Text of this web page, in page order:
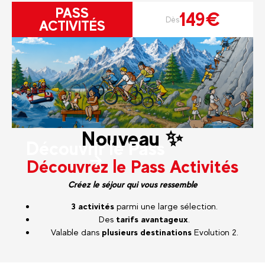
Nouveau ✨
Découvrez le Pass Activités
Créez le séjour qui vous ressemble
3 activitésparmi une large sélection.
Des tarifs avantageux
Valable dans plusieurs destinationsEvolution 2.
PASS
ACTIVITÉS
Dès149€
Découvrir le Pass